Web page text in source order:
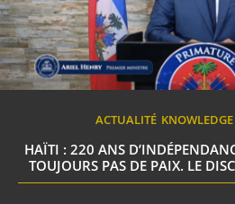
ACTUALITÉ KNOWLEDGE
HAÏTI : 220 ANS
TOUJOURS PAS DE PAIX. LE